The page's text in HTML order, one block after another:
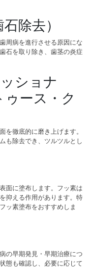
除去）
周病を進行させる原因にな
石を取り除き、歯茎の炎症
ショナ
ース・ク
を徹底的に磨き上げます。
も除去でき、ツルツルとし
面に塗布します。フッ素は
抑える作用があります。特
ッ素塗布をおすすめしま
の早期発見・早期治療につ
態も確認し、必要に応じて